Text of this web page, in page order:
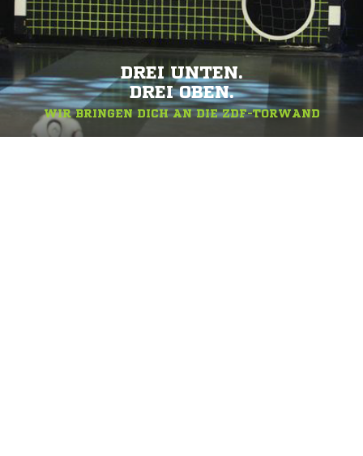
DREI UNTEN.
DREI OBEN.
WIR BRINGEN DICH AN DIE ZDF-TORWAND